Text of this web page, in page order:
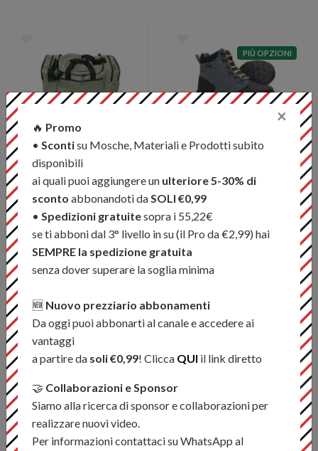
€ 79,99
PIÙ OPZIONI
2.0 - Wading Shoe
PIÙ OPZIONI
Vision - Atom Wader
€ 239,99
PIÙ OPZIONI
Vision - Koski Grey
€ 349,99
PIÙ OPZIONI
×
🔥 Promo
• Scontisu Mosche, Materiali e Prodotti subito
disponibili
ai quali puoi aggiungere un ulteriore 5-30% di
sconto abbonandoti daSOLI €0,99
• Spedizioni gratuitesopra i 55,22€
se ti abboni dal 3° livello in su (il Pro da €2,99) hai
SEMPRE la spedizione gratuita
senza dover superare la soglia minima
🆕 Nuovo prezziario abbonamenti
Da oggi puoi abbonarti al canale e accedere ai
vantaggi
a partire da soli €0,99! Clicca QUI il link diretto
🤝 Collaborazioni e Sponsor
Siamo alla ricerca di sponsor e collaborazioni per
realizzare nuovi video.
Per informazioni contattaci su WhatsApp al